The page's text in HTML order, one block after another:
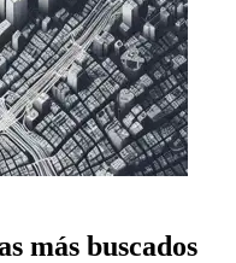
más buscados